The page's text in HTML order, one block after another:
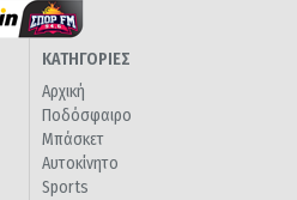
ΚΑΤΗΓΟΡΙΕΣ
Αρχική
Ποδόσφαιρο
Μπάσκετ
Αυτοκίνητο
Sports